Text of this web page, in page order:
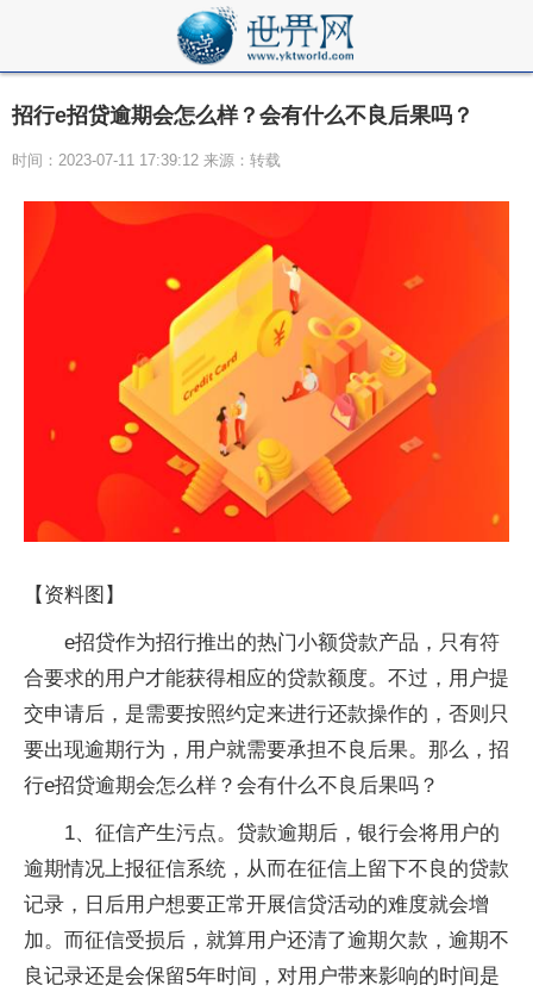
招行e招贷逾期会怎么样？会有什么不良后果吗？
时间：2023-07-11 17:39:12 来源：转载
【资料图】
e招贷作为招行推出的热门小额贷款产品，只有符
合要求的用户才能获得相应的贷款额度。不过，用户提
交申请后，是需要按照约定来进行还款操作的，否则只
要出现逾期行为，用户就需要承担不良后果。那么，招
行e招贷逾期会怎么样？会有什么不良后果吗？
1、征信产生污点。贷款逾期后，银行会将用户的
逾期情况上报征信系统，从而在征信上留下不良的贷款
记录，日后用户想要正常开展信贷活动的难度就会增
加。而征信受损后，就算用户还清了逾期欠款，逾期不
良记录还是会保留5年时间，对用户带来影响的时间是